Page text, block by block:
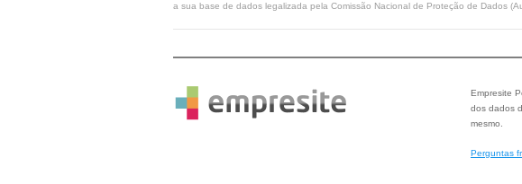
a sua base de dados legalizada pela Comissão Nacional de Proteção de Dados
Empresite
dos dados
mesmo.
Perguntas